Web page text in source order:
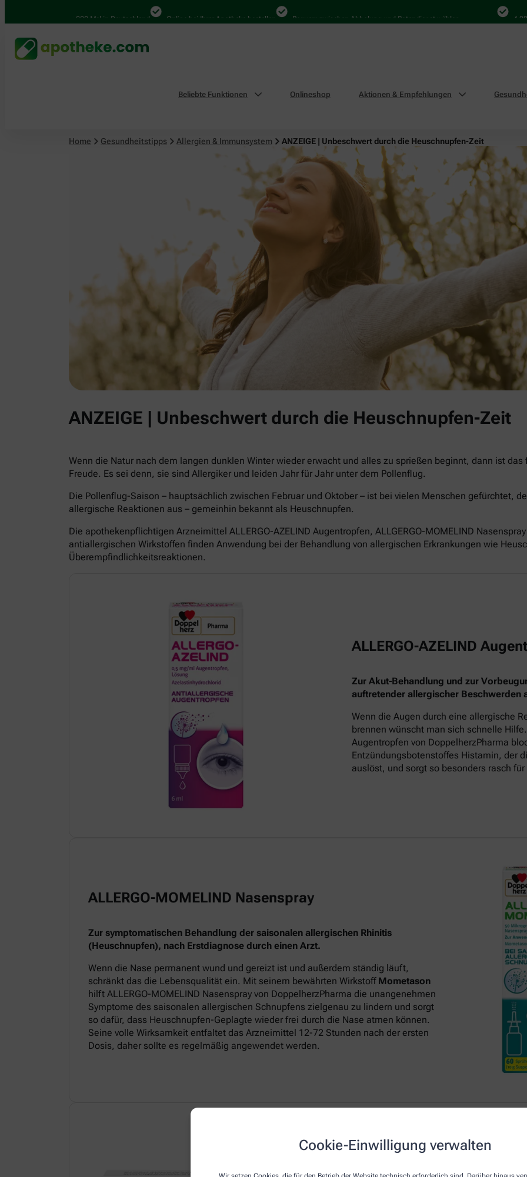
Cookie-Einwilligung verwalten
4.000 Mal in Deutschland Online bei Ihrer Apotheke bestellen Bequem zwischen Abholung und Botendienst wählen 4.000 Mal
Beliebte Funktionen Onlineshop Aktionen & Empfehlungen
Home Gesundheitstipps Allergien & Immunsystem ANZEIGE | Unbeschwert durch die Heuschnupfen-Zeit
ANZEIGE | Unbeschwert durch die Heuschnupfen-Zeit
Wenn die Natur nach dem langen dunklen Winter wieder erwacht und alles zu sprießen beginnt, dann ist
Freude. Es sei denn, sie sind Allergiker und leiden Jahr für Jahr unter dem Pollenflug.
Die Pollenflug-Saison – hauptsächlich zwischen Februar und Oktober – ist bei vielen Menschen gefürchtet,
allergische Reaktionen aus – gemeinhin bekannt als Heuschnupfen.
Die apothekenpflichtigen Arzneimittel ALLERGO-AZELIND Augentropfen, ALLGERGO-MOMELIND
antiallergischen Wirkstoffen finden Anwendung bei der Behandlung von allergischen Erkrankungen wie
Überempfindlichkeitsreaktionen.
ALLERGO-AZELIND
Zur Akut-Behandlung und zur
auftretender allergischer Beschwerden
Wenn die Augen durch eine allergische
brennen wünscht man sich schnelle
Augentropfen von DoppelherzPharma
Entzündungsbotenstoffes Histamin, der
auslöst, und sorgt so besonders rasch
ALLERGO-MOMELIND Nasenspray
Zur symptomatischen Behandlung der saisonalen allergischen Rhinitis
(Heuschnupfen), nach Erstdiagnose durch einen Arzt.
Wenn die Nase permanent wund und gereizt ist und außerdem ständig läuft,
schränkt das die Lebensqualität ein. Mit seinem bewährten Wirkstoff Mometason
hilft ALLERGO-MOMELIND Nasenspray von DoppelherzPharma die unangenehmen
Symptome des saisonalen allergischen Schnupfens zielgenau zu lindern und sorgt
so dafür, dass Heuschnupfen-Geplagte wieder frei durch die Nase atmen können.
Seine volle Wirksamkeit entfaltet das Arzneimittel 12-72 Stunden nach der ersten
Dosis, daher sollte es regelmäßig angewendet werden.
Desloratadin